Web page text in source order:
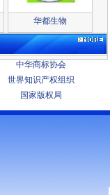
华都生物
中华商标协会
世界知识产权组织
国家版权局